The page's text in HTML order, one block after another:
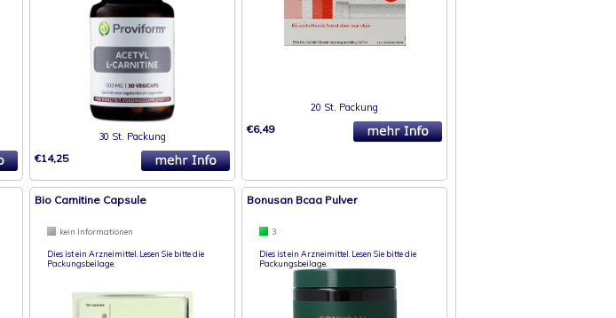
30 St. Packung
€14,25
20 St. Packung
€6,49
Bio Carnitine Capsule
kein Informationen
Dies ist ein Arzneimittel. Lesen Sie bitte die
Packungsbeilage.
Bonusan Bcaa Pulver
3
Dies ist ein Arzneimittel. Lesen Sie bitte die
Packungsbeilage.